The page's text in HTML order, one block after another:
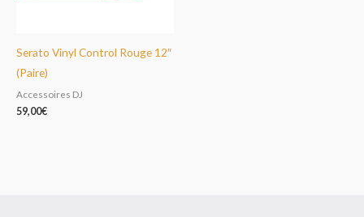
Serato Vinyl Control Rouge 12″
(Paire)
Accessoires DJ
59,00€